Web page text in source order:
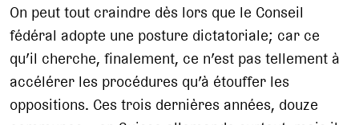
On peut tout craindre dès lors que le Conseil
fédéral adopte une posture dictatoriale; car ce
qu’il cherche, finalement, ce n’est pas tellement à
accélérer les procédures qu’à étouffer les
oppositions. Ces trois dernières années, douze